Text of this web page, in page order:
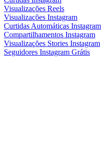
Visualizações Reels
Visualizações Instagram
Curtidas Automáticas Instagram
Compartilhamentos Instagram
Visualizações Stories Instagram
Seguidores Instagram Grátis